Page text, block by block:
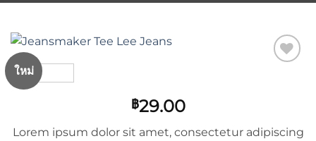
ใหม่
฿29.00
Lorem ipsum dolor sit amet, consectetur adipiscing